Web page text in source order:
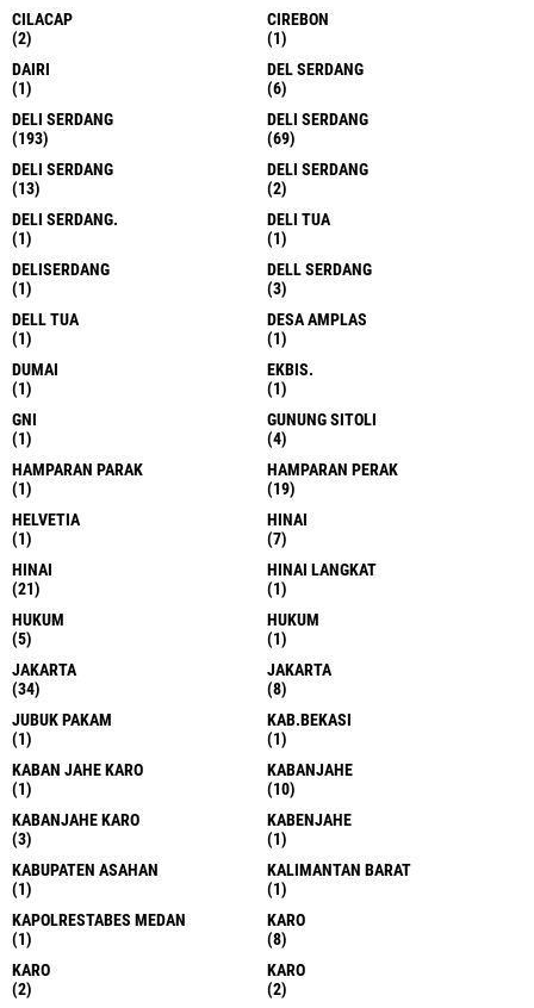
CILACAP
(2)
CIREBON
(1)
DAIRI
(1)
DEL SERDANG
(6)
DELI SERDANG
(193)
DELI SERDANG
(69)
DELI SERDANG
(13)
DELI SERDANG
(2)
DELI SERDANG.
(1)
DELI TUA
(1)
DELISERDANG
(1)
DELL SERDANG
(3)
DELL TUA
(1)
DESA AMPLAS
(1)
DUMAI
(1)
EKBIS.
(1)
GNI
(1)
GUNUNG SITOLI
(4)
HAMPARAN PARAK
(1)
HAMPARAN PERAK
(19)
HELVETIA
(1)
HINAI
(7)
HINAI
(21)
HINAI LANGKAT
(1)
HUKUM
(5)
HUKUM
(1)
JAKARTA
(34)
JAKARTA
(8)
JUBUK PAKAM
(1)
KAB.BEKASI
(1)
KABAN JAHE KARO
(1)
KABANJAHE
(10)
KABANJAHE KARO
(3)
KABENJAHE
(1)
KABUPATEN ASAHAN
(1)
KALIMANTAN BARAT
(1)
KAPOLRESTABES MEDAN
(1)
KARO
(8)
KARO
(2)
KARO
(2)